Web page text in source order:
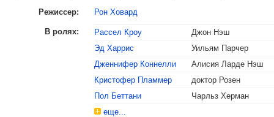
Режиссер: Рон Ховард
В ролях: Рассел Кроу
Джон Нэш
Эд Харрис
Уильям Парчер
Дженнифер Коннелли
Алисия Ларде Нэш
Кристофер Пламмер
доктор Розен
Пол Беттани
Чарльз Херман
еще...
Номинация «Лучший
Золотой глобус
Лучший фильм,
Лучший
Лучшая актриса
Коннелли